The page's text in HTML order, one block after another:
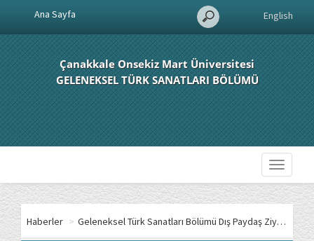
English
Ana Sayfa
Çanakkale Onsekiz Mart Üniversitesi
GELENEKSEL TÜRK SANATLARI BÖLÜMÜ
Toggle
Haberler > Geleneksel Türk Sanatları Bölümü Dış Paydaş Ziyareti